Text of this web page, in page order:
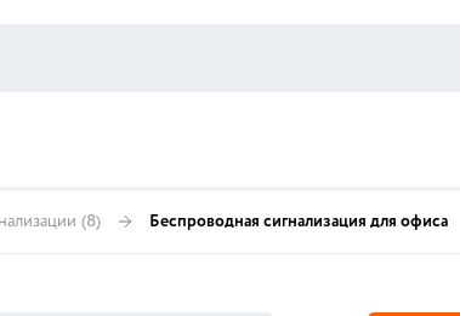
(8) Беспроводная сигнализация для офиса